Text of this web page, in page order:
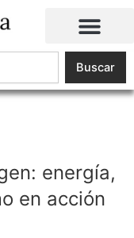
Buscar
energía,
en acción